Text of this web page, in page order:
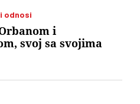
odnosi
i
svoj sa svojima